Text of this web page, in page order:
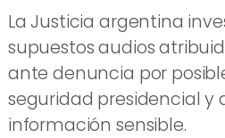
La Justicia argentina
supuestos audios
ante denuncia por
seguridad presidencial y
información sensible.